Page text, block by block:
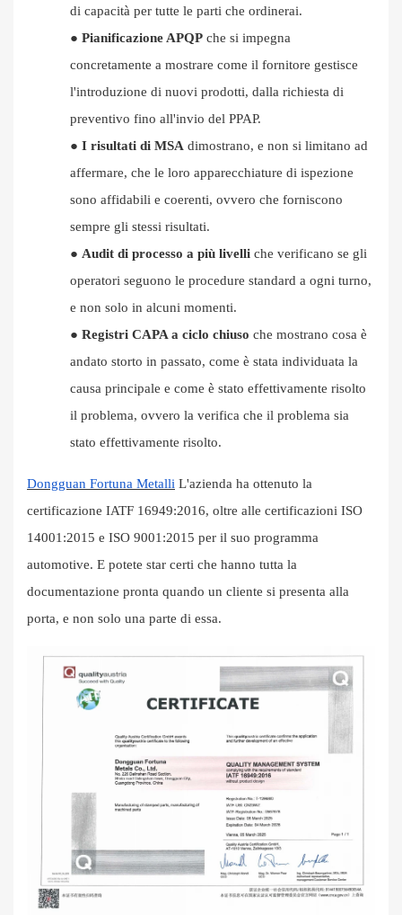
di capacità per tutte le parti che ordinerai.
● Pianificazione APQP che si impegna
concretamente a mostrare come il fornitore gestisce
l'introduzione di nuovi prodotti, dalla richiesta di
preventivo fino all'invio del PPAP.
● I risultati di MSA dimostrano, e non si limitano ad
affermare, che le loro apparecchiature di ispezione
sono affidabili e coerenti, ovvero che forniscono
sempre gli stessi risultati.
● Audit di processo a più livelli che verificano se gli
operatori seguono le procedure standard a ogni turno,
e non solo in alcuni momenti.
● Registri CAPA a ciclo chiuso che mostrano cosa è
andato storto in passato, come è stata individuata la
causa principale e come è stato effettivamente risolto
il problema, ovvero la verifica che il problema sia
stato effettivamente risolto.
Dongguan Fortuna Metalli L'azienda ha ottenuto la
certificazione IATF 16949:2016, oltre alle certificazioni ISO
14001:2015 e ISO 9001:2015 per il suo programma
automotive. E potete star certi che hanno tutta la
documentazione pronta quando un cliente si presenta alla
porta, e non solo una parte di essa.